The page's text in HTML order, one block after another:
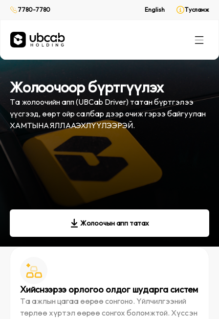
7780-7780 English Тусламж
CabPay
Онлайн төлбөр
7780-7780 English Тусламж
CabPay
Онлайн төлбөр
Жолоочоор бүртгүүлэх
Та жолоочийн апп (UBCab Driver) татан бүртгэлээ
үүсгээд, өөрт ойр салбар дээр очиж гэрээ байгуулан
ХАМТЫН АЯЛЛАА ЭХЛҮҮЛЭЭРЭЙ.
Жолоочын апп татах
Хийснээрээ орлогоо олдог шударга систем
Та ажлын цагаа өөрөө сонгоно. Үйлчилгээний
төрлөө хүртэл өөрөө сонгох боломжтой. Хүссэн